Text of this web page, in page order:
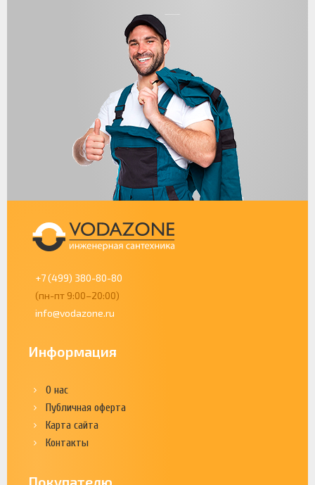
+7 (499) 380-80-80
(пн-пт 9:00–20:00)
info@vodazone.ru
Информация
О нас
Публичная оферта
Карта сайта
Контакты
Покупателю